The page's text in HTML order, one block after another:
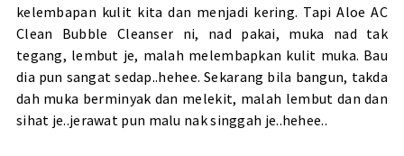
kelembapan kulit kita dan menjadi kering. Tapi Aloe AC
Clean Bubble Cleanser ni, nad pakai, muka nad tak
tegang, lembut je, malah melembapkan kulit muka. Bau
dia pun sangat sedap..hehee. Sekarang bila bangun, takda
dah muka berminyak dan melekit, malah lembut dan dan
sihat je..jerawat pun malu nak singgah je..hehee..